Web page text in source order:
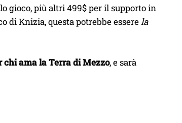
gioco, più altri 499$ per il supporto in
di Knizia, questa potrebbe esserela
chi ama la Terra di Mezzo, e sarà